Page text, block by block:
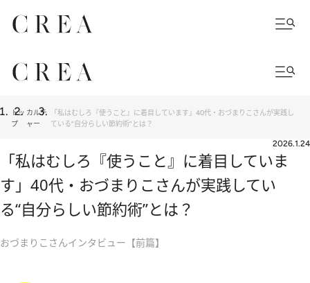
トッ
プ
カルチ
ャー
「私はむしろ『使うこと』に着目しています」40代・おづまりこさんが実践し
ている“自分らしい節約術”とは？
2026.1.24
「私はむしろ『使うこと』に着目していま
す」40代・おづまりこさんが実践してい
る“自分らしい節約術”とは？
おづまりこさんインタビュー【前篇】